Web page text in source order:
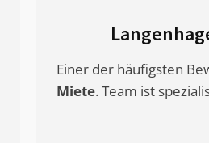
Einer der häufigsten
Miete. Team ist